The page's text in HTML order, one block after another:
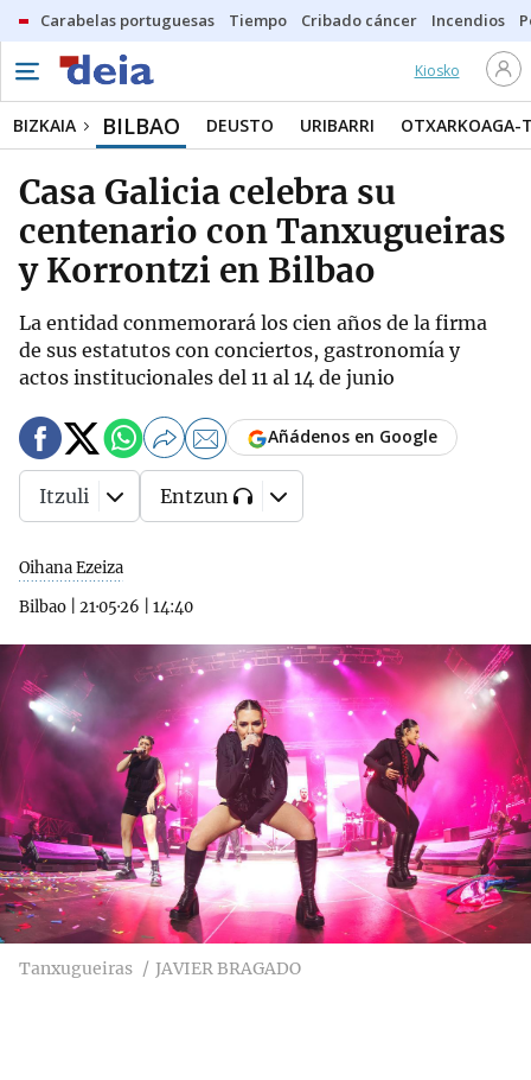
Carabelas portuguesas Tiempo Cribado cáncer Incendios
Kiosko
BIZKAIA BILBAO DEUSTO URIBARRI OTXARKOAGA-
Casa Galicia celebra su
centenario con Tanxugueiras
y Korrontzi en Bilbao
La entidad conmemorará los cien años de la firma
de sus estatutos con conciertos, gastronomía y
actos institucionales del 11 al 14 de junio
Oihana Ezeiza
Bilbao
21·05·26 14:40
Añádenos en Google
Itzuli Entzun
Tanxugueiras JAVIER BRAGADO